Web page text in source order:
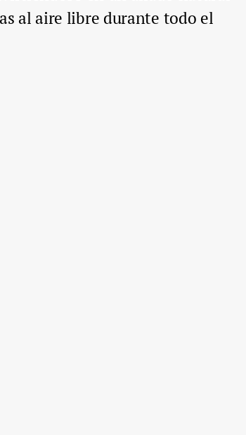
al aire libre durante todo el